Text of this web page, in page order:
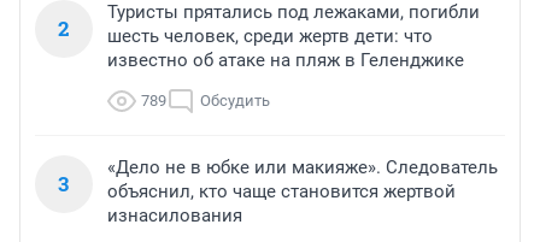
2
Туристы прятались под лежаками, погибли
шесть человек, среди жертв дети: что
известно об атаке на пляж в Геленджике
789 Обсудить
3
«Дело не в юбке или макияже». Следователь
объяснил, кто чаще становится жертвой
изнасилования